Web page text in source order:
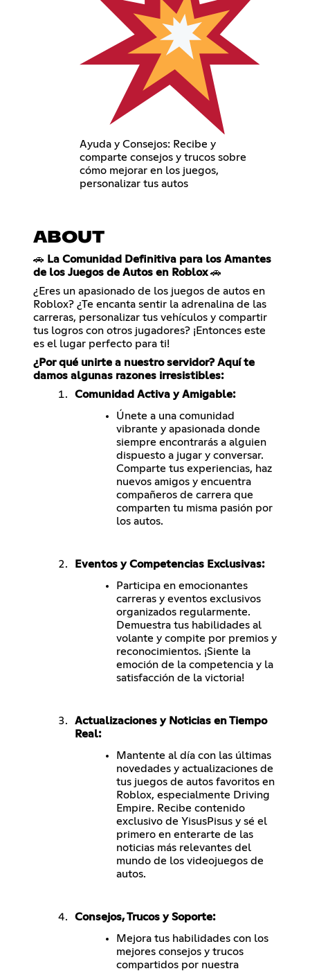
Ayuda y Consejos: Recibe y
comparte consejos y trucos sobre
cómo mejorar en los juegos,
personalizar tus autos
ABOUT
🚗 La Comunidad Definitiva para los Amantes
de los Juegos de Autos en Roblox🚗
¿Eres un apasionado de los juegos de autos en
Roblox? ¿Te encanta sentir la adrenalina de las
carreras, personalizar tus vehículos y compartir
tus logros con otros jugadores? ¡Entonces este
es el lugar perfecto para ti!
¿Por qué unirte a nuestro servidor? Aquí te
damos algunas razones irresistibles:
Comunidad Activa y Amigable:
Únete a una comunidad
vibrante y apasionada donde
siempre encontrarás a alguien
dispuesto a jugar y conversar.
Comparte tus experiencias, haz
nuevos amigos y encuentra
compañeros de carrera que
comparten tu misma pasión por
los autos.
Eventos y Competencias Exclusivas:
Participa en emocionantes
carreras y eventos exclusivos
organizados regularmente.
Demuestra tus habilidades al
volante y compite por premios y
reconocimientos. ¡Siente la
emoción de la competencia y la
satisfacción de la victoria!
Actualizaciones y Noticias en Tiempo
Real:
Mantente al día con las últimas
novedades y actualizaciones de
tus juegos de autos favoritos en
Roblox, especialmente Driving
Empire. Recibe contenido
exclusivo de YisusPisus y sé el
primero en enterarte de las
noticias más relevantes del
mundo de los videojuegos de
autos.
Consejos, Trucos y Soporte:
Mejora tus habilidades con los
mejores consejos y trucos
compartidos por nuestra